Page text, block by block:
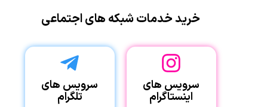
خرید خدمات شبکه های اجتماعی
سرویس های
اینستاگرام
سرویس های
تلگرام